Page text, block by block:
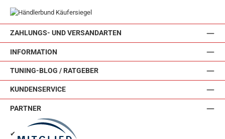
ZAHLUNGS- UND VERSANDARTEN
INFORMATION
TUNING-BLOG / RATGEBER
KUNDENSERVICE
PARTNER
✔